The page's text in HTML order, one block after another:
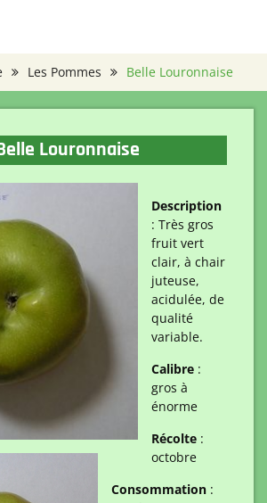
Les Pommes Belle Louronnaise
Louronnaise
Description
: Très gros
fruit vert
clair, à chair
juteuse,
acidulée, de
qualité
variable.
Calibre :
gros à
énorme
Récolte :
octobre
Consommation :